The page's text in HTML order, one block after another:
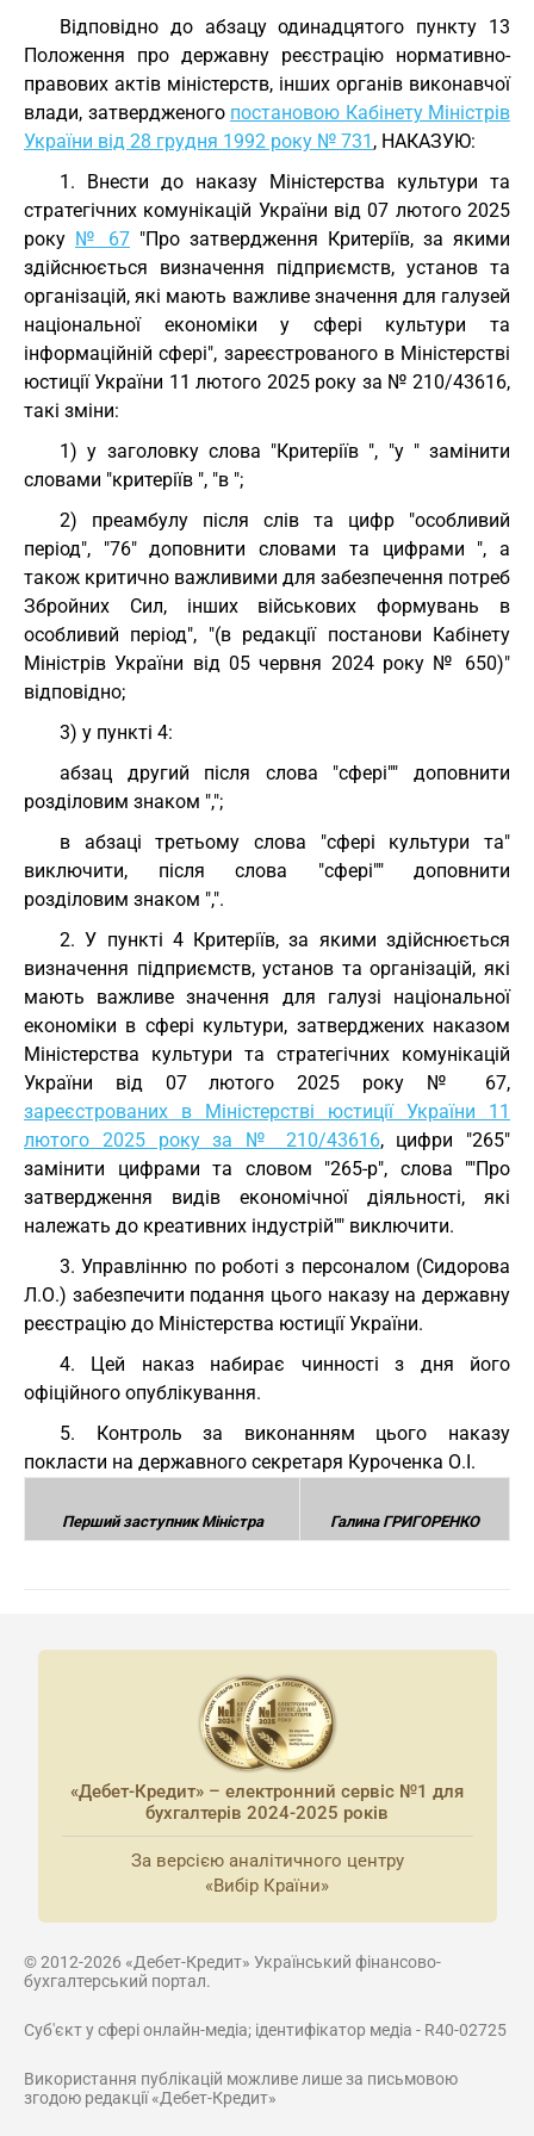
Відповідно до абзацу одинадцятого пункту 13
Положення про державну реєстрацію нормативно-
правових актів міністерств, інших органів виконавчої
влади, затвердженого постановою Кабінету Міністрів
України від 28 грудня 1992 року № 731 , НАКАЗУЮ:
1. Внести до наказу Міністерства культури та
стратегічних комунікацій України від 07 лютого 2025
року № 67 "Про затвердження Критеріїв, за якими
здійснюється визначення підприємств, установ та
організацій, які мають важливе значення для галузей
національної економіки у сфері культури та
інформаційній сфері", зареєстрованого в Міністерстві
юстиції України 11 лютого 2025 року за № 210/43616,
такі зміни:
1) у заголовку слова "Критеріїв ", "у " замінити
словами "критеріїв ", "в ";
2) преамбулу після слів та цифр "особливий
період", "76" доповнити словами та цифрами ", а
також критично важливими для забезпечення потреб
Збройних Сил, інших військових формувань в
особливий період", "(в редакції постанови Кабінету
Міністрів України від 05 червня 2024 року № 650)"
відповідно;
3) у пункті 4:
абзац другий після слова "сфері"" доповнити
розділовим знаком ",";
в абзаці третьому слова "сфері культури та"
виключити, після слова "сфері"" доповнити
розділовим знаком ",".
2. У пункті 4 Критеріїв, за якими здійснюється
визначення підприємств, установ та організацій, які
мають важливе значення для галузі національної
економіки в сфері культури, затверджених наказом
Міністерства культури та стратегічних комунікацій
України від 07 лютого 2025 року № 67,
зареєстрованих в Міністерстві юстиції України 11
лютого 2025 року за № 210/43616, цифри "265"
замінити цифрами та словом "265-р", слова ""Про
затвердження видів економічної діяльності, які
належать до креативних індустрій"" виключити.
3. Управлінню по роботі з персоналом (Сидорова
Л.О.) забезпечити подання цього наказу на державну
реєстрацію до Міністерства юстиції України.
4. Цей наказ набирає чинності з дня його
офіційного опублікування.
5. Контроль за виконанням цього наказу
покласти на державного секретаря Куроченка О.І.
Перший заступник Міністра Галина ГРИГОРЕНКО
«Дебет-Кредит» – електронний сервіс №1 для
бухгалтерів 2024-2025 років
За версією аналітичного центру
«Вибір Країни»
© 2012-2026 «Дебет-Кредит» Український фінансово-
бухгалтерський портал.
Суб'єкт у сфері онлайн-медіа; ідентифікатор медіа - R40-02725
Використання публікацій можливе лише за письмовою
згодою редакції «Дебет-Кредит»